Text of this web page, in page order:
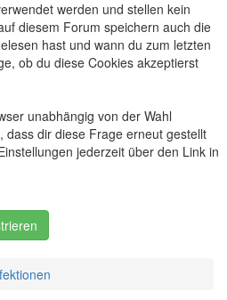
werden und stellen kein
diesem Forum speichern auch die
hast und wann du zum letzten
ob du diese Cookies akzeptierst
unabhängig von der Wahl
dir diese Frage erneut gestellt
jederzeit über den Link in